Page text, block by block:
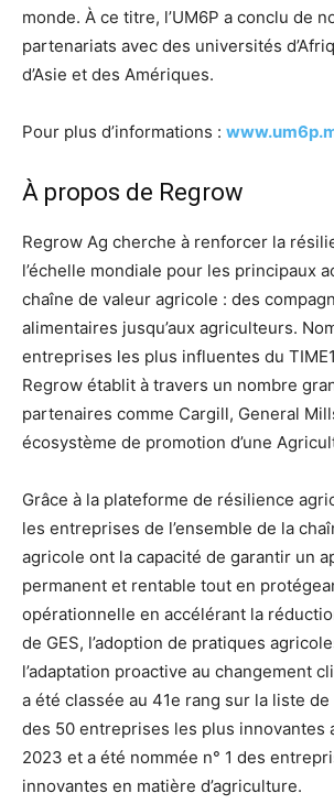
monde. À ce titre, l’UM6P a conclu de
partenariats avec des universités
d’Asie et des Amériques.
Pour plus d’informations :
À propos de Regrow
Regrow Ag cherche à renforcer la
l’échelle mondiale pour les principaux
chaîne de valeur agricole : des
alimentaires jusqu’aux agriculteurs.
entreprises les plus influentes du
Regrow établit à travers un nombre
partenaires comme Cargill, General
écosystème de promotion d’une
Grâce à la plateforme de résilience
les entreprises de l’ensemble de la
agricole ont la capacité de garantir un
permanent et rentable tout en
opérationnelle en accélérant la
de GES, l’adoption de pratiques
l’adaptation proactive au changement
a été classée au 41e rang sur la liste
des 50 entreprises les plus innovantes
2023 et a été nommée n° 1 des
innovantes en matière d’agriculture.